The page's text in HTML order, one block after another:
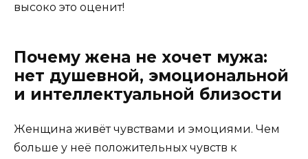
высоко это оценит!
Почему жена не хочет мужа:
нет душевной, эмоциональной
и интеллектуальной близости
Женщина живёт чувствами и эмоциями. Чем
больше у неё положительных чувств к